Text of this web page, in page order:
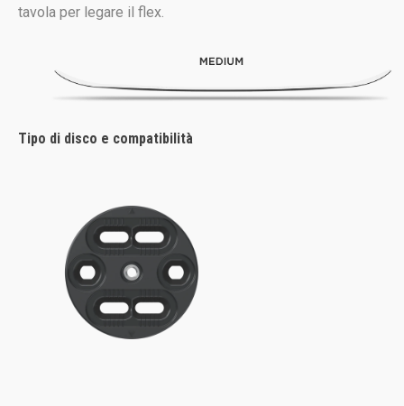
tavola per legare il flex.
Tipo di disco e compatibilità